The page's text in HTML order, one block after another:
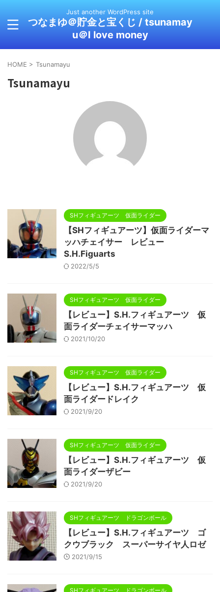
Just another WordPress site
つなまゆ＠貯金と宝くじ / tsunamay
u＠I love money
HOME > Tsunamayu
Tsunamayu
SHフィギュアーツ 仮面ライダー
【SHフィギュアーツ】仮面ライダーマ
ッハチェイサー レビュー
S.H.Figuarts
2022/5/5
SHフィギュアーツ 仮面ライダー
【レビュー】S.H.フィギュアーツ 仮
面ライダーチェイサーマッハ
2021/10/20
SHフィギュアーツ 仮面ライダー
【レビュー】S.H.フィギュアーツ 仮
面ライダードレイク
2021/9/20
SHフィギュアーツ 仮面ライダー
【レビュー】S.H.フィギュアーツ 仮
面ライダーザビー
2021/9/20
SHフィギュアーツ ドラゴンボール
【レビュー】S.H.フィギュアーツ ゴ
クウブラック スーパーサイヤ人ロゼ
2021/9/15
SHフィギュアーツ ドラゴンボール